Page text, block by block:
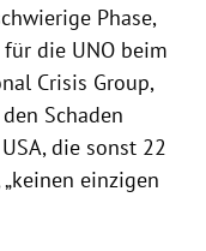
Phase,
die UNO beim
Crisis Group,
Schaden
die sonst 22
einzigen